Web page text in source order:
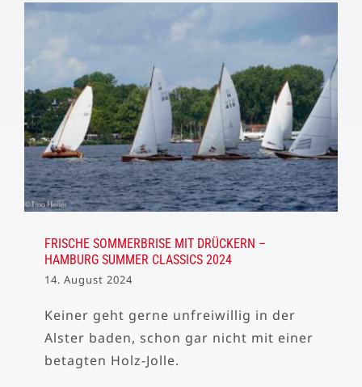
FRISCHE SOMMERBRISE MIT DRÜCKERN –
HAMBURG SUMMER CLASSICS 2024
14. August 2024
Keiner geht gerne unfreiwillig in der
Alster baden, schon gar nicht mit einer
betagten Holz-Jolle.